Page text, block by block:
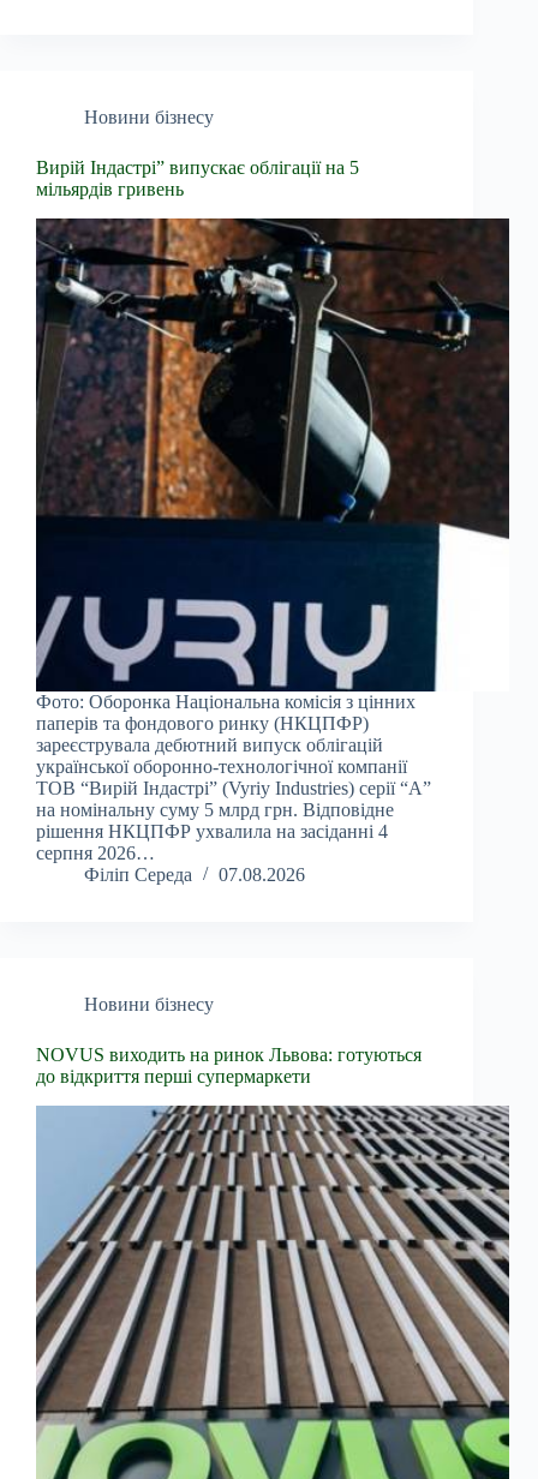
Новини бізнесу
Вирій Індастрі” випускає облігації на 5
мільярдів гривень
Фото: Оборонка Національна комісія з цінних
паперів та фондового ринку (НКЦПФР)
зареєструвала дебютний випуск облігацій
української оборонно-технологічної компанії
ТОВ “Вирій Індастрі” (Vyriy Industries) серії “А”
на номінальну суму 5 млрд грн. Відповідне
рішення НКЦПФР ухвалила на засіданні 4
серпня 2026…
Філіп Середа
07.08.2026
Новини бізнесу
NOVUS виходить на ринок Львова: готуються
до відкриття перші супермаркети